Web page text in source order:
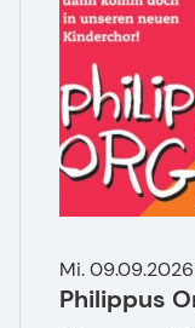
Mi. 09.09.2026
Philippus